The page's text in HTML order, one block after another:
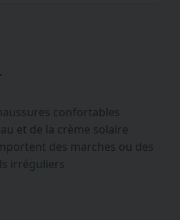
confortables
et de la crème solaire
des marches ou des
irréguliers